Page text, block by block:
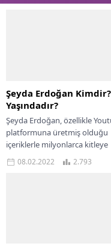
Şeyda Erdoğan
Yaşındadır?
Şeyda Erdoğan, özellikle
platformuna üretmiş olduğu
içeriklerle milyonlarca kitleye
ulaşan ve son dönemde
çok sık söz ettirmiş bir...
08.02.2022 2.793